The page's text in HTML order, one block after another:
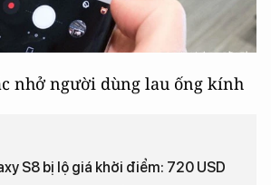
nhở người dùng lau ống kính
S8 bị lộ giá khởi điểm: 720 USD